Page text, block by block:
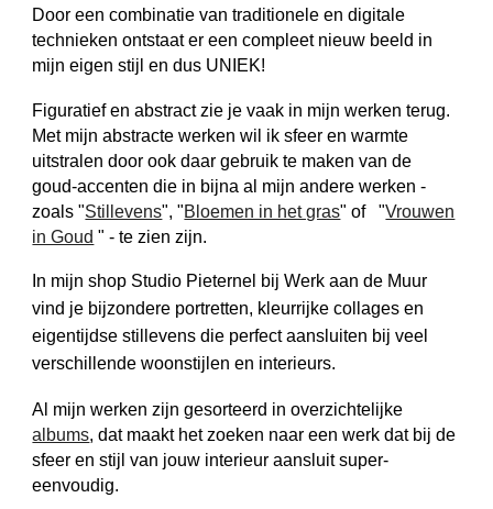
Door een combinatie van traditionele en digitale
technieken ontstaat er een compleet nieuw beeld in
mijn eigen stijl en dus UNIEK!
Figuratief en abstract zie je vaak in mijn werken terug.
Met mijn abstracte werken wil ik sfeer en warmte
uitstralen door ook daar gebruik te maken van de
goud-accenten die in bijna al mijn andere werken -
zoals "Stillevens", "Bloemen in het gras" of "Vrouwen
in Goud " - te zien zijn.
In mijn shop Studio Pieternel bij Werk aan de Muur
vind je bijzondere portretten, kleurrijke collages en
eigentijdse stillevens die perfect aansluiten bij veel
verschillende woonstijlen en interieurs.
Al mijn werken zijn gesorteerd in overzichtelijke
albums, dat maakt het zoeken naareen werk dat bij de
sfeer en stijl van jouw interieur aansluitsuper-
eenvoudig.